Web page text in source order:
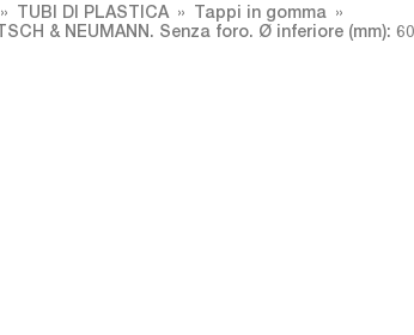
TUBI DI PLASTICA
Tappi in gomma
& NEUMANN. Senza foro. Ø inferiore (mm):